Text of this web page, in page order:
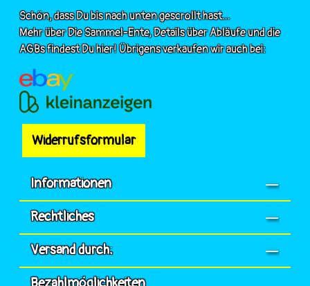
Schön, dass Du bis nach unten gescrollt hast...
Mehr über Die Sammel-Ente, Details über Abläufe und die
AGBs findest Du hier! Übrigens verkaufen wir auch bei:
Widerrufsformular
Informationen
Rechtliches
Versand durch: